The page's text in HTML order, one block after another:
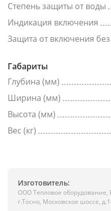
Степень защиты от воды
Индикация включения
Защита от включения
Габариты
Глубина (мм)
Ширина (мм)
Высота (мм)
Вес (кг)
Изготовитель:
ООО Тепловое оборудование,
г.Тоcно, Московское шоссе,